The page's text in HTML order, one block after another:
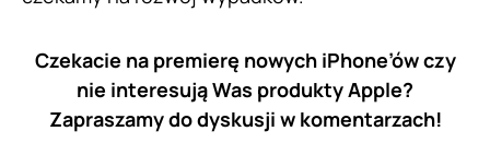
Czekacie na premierę nowych iPhone’ów czy
nie interesują Was produkty Apple?
Zapraszamy do dyskusji w komentarzach!